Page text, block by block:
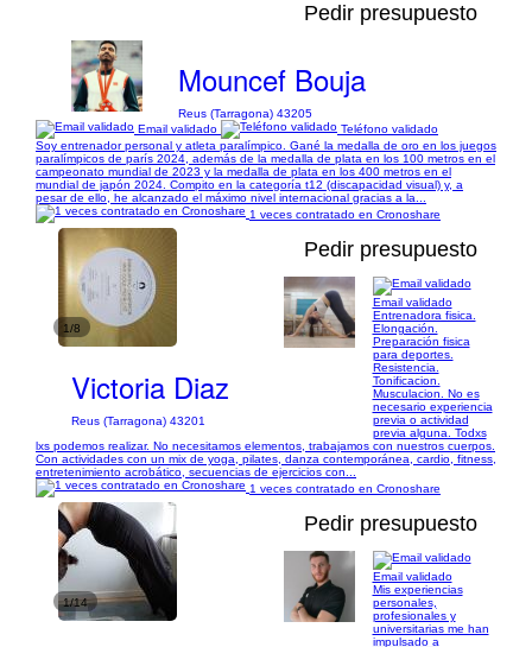
Pedir presupuesto
Mouncef Bouja
Reus (Tarragona) 43205
Email validado
Teléfono validado
Soy entrenador personal y atleta paralímpico. Gané la medalla de oro en los juegos
paralímpicos de parís 2024, además de la medalla de plata en los 100 metros en el
campeonato mundial de 2023 y la medalla de plata en los 400 metros en el
mundial de japón 2024. Compito en la categoría t12 (discapacidad visual) y, a
pesar de ello, he alcanzado el máximo nivel internacional gracias a la...
1 veces contratado en Cronoshare
1/8
Pedir presupuesto
Victoria Diaz
Reus (Tarragona) 43201
Email validado
Entrenadora fisica.
Elongación.
Preparación fisica
para deportes.
Resistencia.
Tonificacion.
Musculacion. No es
necesario experiencia
previa o actividad
previa alguna. Todxs
lxs podemos realizar. No necesitamos elementos, trabajamos con nuestros cuerpos.
Con actividades con un mix de yoga, pilates, danza contemporánea, cardio, fitness,
entretenimiento acrobático, secuencias de ejercicios con...
1 veces contratado en Cronoshare
1/14
Pedir presupuesto
Email validado
Mis experiencias
personales,
profesionales y
universitarias me han
impulsado a